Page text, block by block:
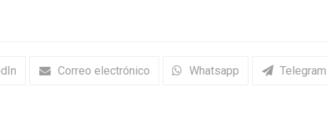
Correo electrónico Whatsapp Telegram